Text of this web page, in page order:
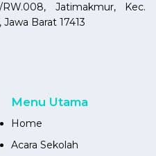
Jatimakmur, Kec.
Barat 17413
Menu Utama
Home
Acara Sekolah